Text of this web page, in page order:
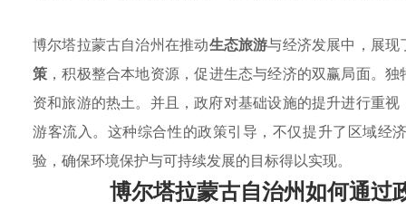
博尔塔拉蒙古自治州在推动生态旅游与经济发展中，展
策 ，积极整合本地资源，促进生态与经济的双赢局面。
资和旅游的热土。并且，政府对基础设施的提升进行重
游客流入。这种综合性的政策引导，不仅提升了区域经
验，确保环境保护与可持续发展的目标得以实现。
博尔塔拉蒙古自治州如何通过